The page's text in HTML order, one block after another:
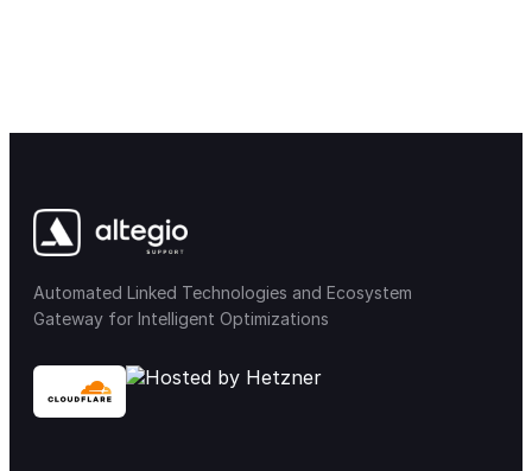
Automated Linked Technologies and Ecosystem
Gateway for Intelligent Optimizations